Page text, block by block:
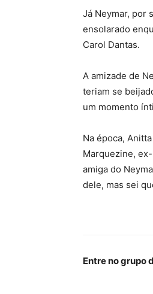
Já Neymar, por
ensolarado
Carol Dantas.
A amizade de
teriam se
um momento
Na época,
Marquezine,
amiga do
dele, mas sei
Entre no grupo